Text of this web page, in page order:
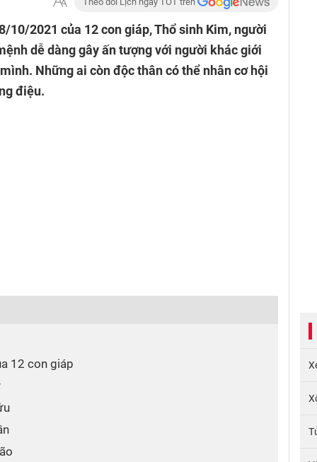
10/2021 của 12 con giáp, Thổ sinh Kim, người
dễ dàng gây ấn tượng với người khác giới
Những ai còn độc thân có thể nhân cơ hội
điệu.
12 con giáp